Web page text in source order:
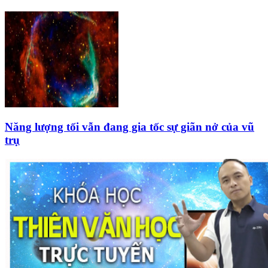
Năng lượng tối vẫn đang gia tốc sự giãn nở của vũ
trụ